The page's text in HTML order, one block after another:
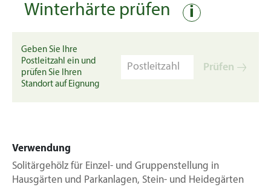
Winterhärte prüfen i
Geben Sie Ihre
Postleitzahl ein und
prüfen Sie Ihren
Standort auf Eignung
Prüfen
Verwendung
Solitärgehölz für Einzel- und Gruppenstellung in
Hausgärten und Parkanlagen, Stein- und Heidegärten